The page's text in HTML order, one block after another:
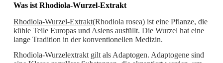
Was ist Rhodiola-Wurzel-Extrakt
Rhodiola-Wurzel-Extrakt(Rhodiola rosea) ist eine Pflanze, die
kühle Teile Europas und Asiens ausfüllt. Die Wurzel hat eine
lange Tradition in der konventionellen Medizin.
Rhodiola-Wurzelextrakt gilt als Adaptogen. Adaptogene sind